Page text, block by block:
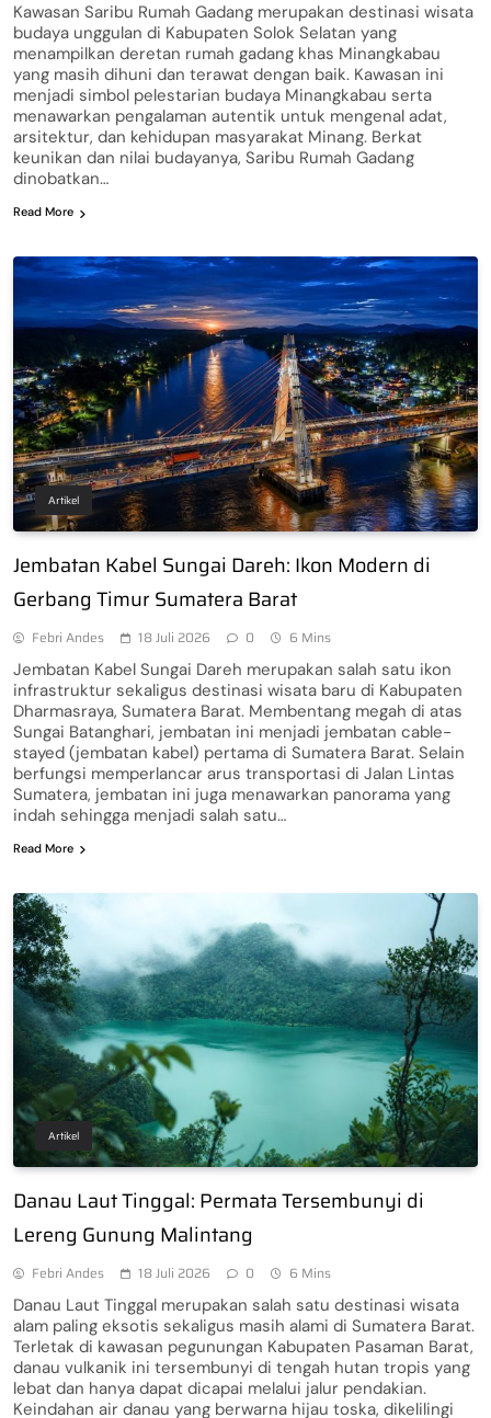
Kawasan Saribu Rumah Gadang merupakan destinasi wisata
budaya unggulan di Kabupaten Solok Selatan yang
menampilkan deretan rumah gadang khas Minangkabau
yang masih dihuni dan terawat dengan baik. Kawasan ini
menjadi simbol pelestarian budaya Minangkabau serta
menawarkan pengalaman autentik untuk mengenal adat,
arsitektur, dan kehidupan masyarakat Minang. Berkat
keunikan dan nilai budayanya, Saribu Rumah Gadang
dinobatkan…
Read More
Artikel
Jembatan Kabel Sungai Dareh: Ikon Modern di
Gerbang Timur Sumatera Barat
Febri Andes 18 Juli 2026 0 6 Mins
Jembatan Kabel Sungai Dareh merupakan salah satu ikon
infrastruktur sekaligus destinasi wisata baru di Kabupaten
Dharmasraya, Sumatera Barat. Membentang megah di atas
Sungai Batanghari, jembatan ini menjadi jembatan cable-
stayed (jembatan kabel) pertama di Sumatera Barat. Selain
berfungsi memperlancar arus transportasi di Jalan Lintas
Sumatera, jembatan ini juga menawarkan panorama yang
indah sehingga menjadi salah satu…
Read More
Artikel
Danau Laut Tinggal: Permata Tersembunyi di
Lereng Gunung Malintang
Febri Andes 18 Juli 2026 0 6 Mins
Danau Laut Tinggal merupakan salah satu destinasi wisata
alam paling eksotis sekaligus masih alami di Sumatera Barat.
Terletak di kawasan pegunungan Kabupaten Pasaman Barat,
danau vulkanik ini tersembunyi di tengah hutan tropis yang
lebat dan hanya dapat dicapai melalui jalur pendakian.
Keindahan air danau yang berwarna hijau toska, dikelilingi